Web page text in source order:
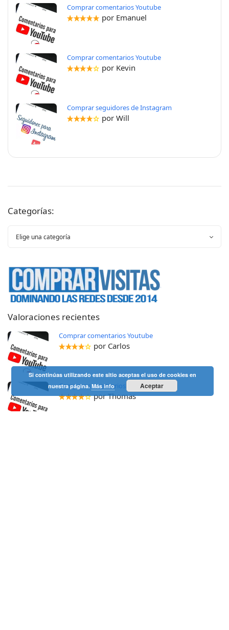
Comprar comentarios Youtube
por Emanuel
Comprar comentarios Youtube
por Kevin
Comprar seguidores de Instagram
por Will
Categorías:
Valoraciones recientes
Comprar comentarios Youtube
por Carlos
Comprar comentarios Youtube
por Thomas
Si continúas utilizando este sitio aceptas el uso de cookies en
nuestra página.Más info Aceptar